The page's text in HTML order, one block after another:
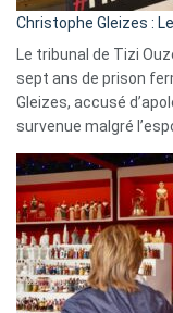
Christophe Gleizes :
Le tribunal de Tizi
sept ans de prison
Gleizes, accusé
survenue malgré